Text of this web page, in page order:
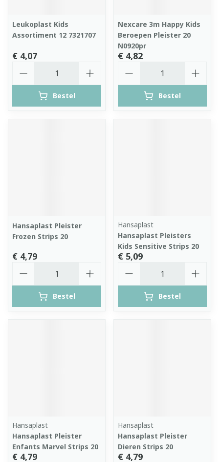
Leukoplast Kids
Assortiment 12 7321707
€ 4,07
Bestel
Nexcare 3m Happy Kids
Beroepen Pleister 20
N0920pr
€ 4,82
Bestel
Hansaplast Pleister
Frozen Strips 20
€ 4,79
Bestel
Hansaplast
Hansaplast Pleisters
Kids Sensitive Strips 20
€ 5,09
Bestel
Hansaplast
Hansaplast Pleister
Enfants Marvel Strips 20
€ 4,79
Hansaplast
Hansaplast Pleister
Dieren Strips 20
€ 4,79